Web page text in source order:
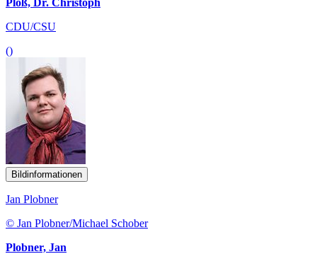
CDU/CSU
()
Bildinformationen
Jan Plobner
© Jan Plobner/Michael Schober
Plobner, Jan